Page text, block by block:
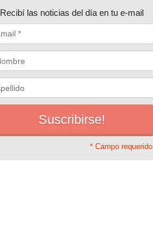
Recibí las noticias del día en tu e-mail
* Campo requerido